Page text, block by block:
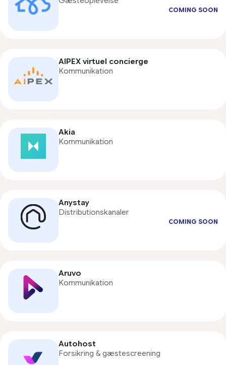
COMING SOON
AIPEX virtuel concierge
Kommunikation
Akia
Kommunikation
Anystay
Distributionskanaler
COMING SOON
Aruvo
Kommunikation
Autohost
Forsikring & gæstescreening